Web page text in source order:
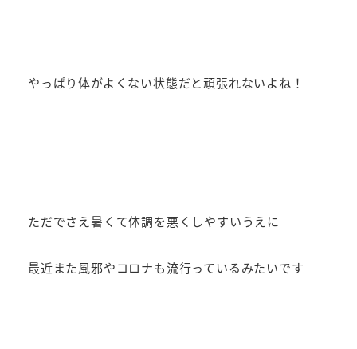
やっぱり体がよくない状態だと頑張れないよね！
ただでさえ暑くて体調を悪くしやすいうえに
最近また風邪やコロナも流行っているみたいです